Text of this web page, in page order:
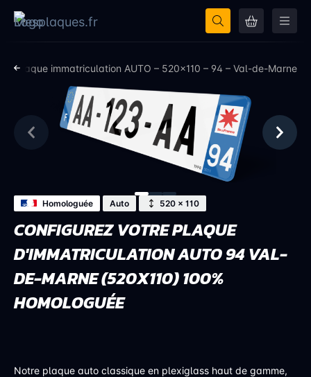
Plaque immatriculation AUTO – 520×110 – 94 – Val-de-Marne
Homologuée Auto 520 × 110
CONFIGUREZ VOTRE PLAQUE
D'IMMATRICULATION AUTO 94 VAL-
DE-MARNE (520X110) 100%
HOMOLOGUÉE
Notre plaque auto classique en plexiglass haut de gamme,